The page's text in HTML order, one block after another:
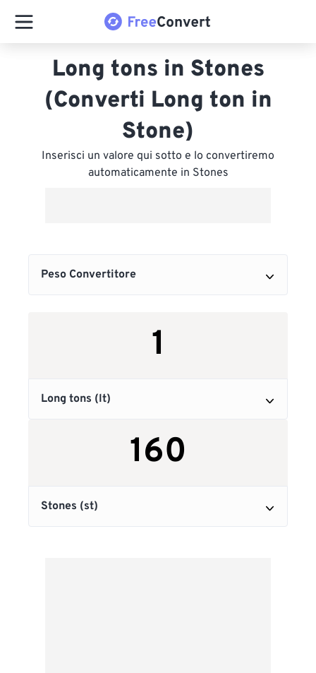
Long tons in Stones
(Converti Long ton in
Stone)
Inserisci un valore qui sotto e lo convertiremo
automaticamente in Stones